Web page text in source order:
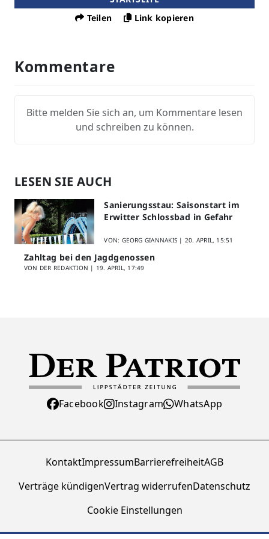
Teilen
Link kopieren
Kommentare
Bitte melden Sie sich an, um Kommentare lesen
und schreiben zu können.
LESEN SIE AUCH
Sanierungsstau: Saisonstart im
Erwitter Schlossbad in Gefahr
VON: GEORG GIANNAKIS | 20. APRIL, 15:51
Zahltag bei den Jagdgenossen
VON DER REDAKTION | 19. APRIL, 17:49
Facebook Instagram WhatsApp
KontaktImpressumBarrierefreiheitAGB
Verträge kündigenVertrag widerrufenDatenschutz
Cookie Einstellungen